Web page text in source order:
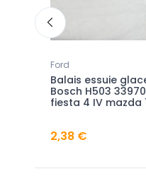
Ford
Balais essuie
Bosch H503
fiesta 4 IV mazda
2,38 €